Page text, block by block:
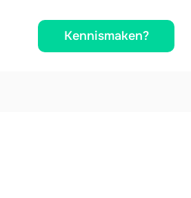
Kennismaken?